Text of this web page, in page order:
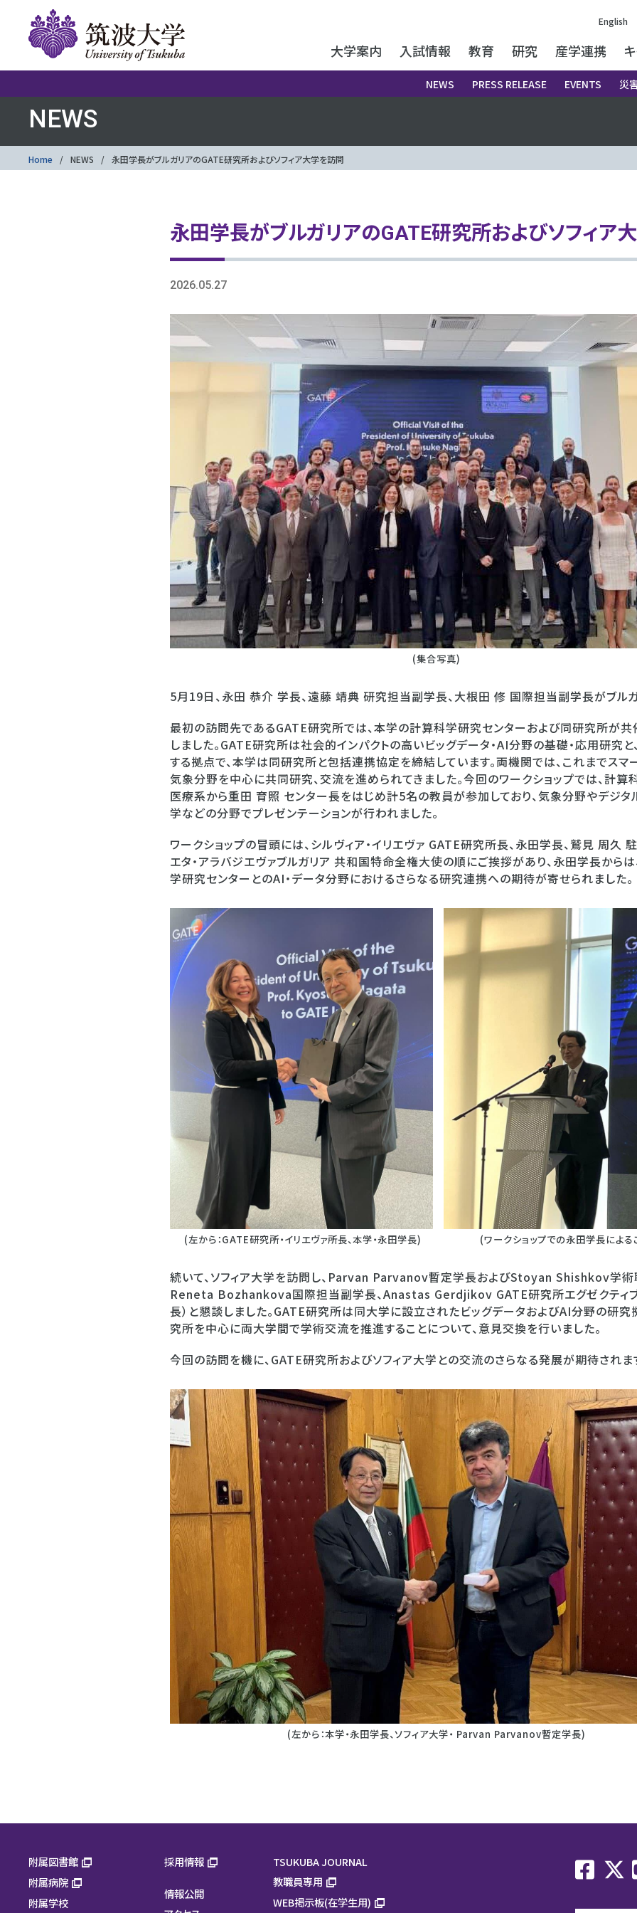
English
大学案内 入試情報 教育 研究 産学連携
NEWS PRESS RELEASE EVENTS 災
NEWS
Home NEWS 永田学長がブルガリアのGATE研究所およびソフィア大学を訪問
永田学長がブルガリアのGATE研究所およびソフィア
2026.05.27
(集合写真)
5月19日、永田 恭介 学長、遠藤 靖典 研究担当副学長、大根田 修 国際担当副学長がブル
最初の訪問先であるGATE研究所では、本学の計算科学研究センターおよび同研究所が共
しました。GATE研究所は社会的インパクトの高いビッグデータ・AI分野の基礎・応用研究と
する拠点で、本学は同研究所と包括連携協定を締結しています。両機関では、これまでスマ
気象分野を中心に共同研究、交流を進められてきました。今回のワークショップでは、計
医療系から重田 育照 センター長をはじめ計5名の教員が参加しており、気象分野やデジタ
学などの分野でプレゼンテーションが行われました。
ワークショップの冒頭には、シルヴィア・イリエヴァ GATE研究所長、永田学長、鷲見 周久
エタ・アラバジエヴァブルガリア 共和国特命全権大使の順にご挨拶があり、永田学長から
学研究センターとのAI・データ分野におけるさらなる研究連携への期待が寄せられました。
(左から：GATE研究所・イリエヴァ所長、本学・永田学長) (ワークショップでの永田学長によ
続いて、ソフィア大学を訪問し、Parvan Parvanov暫定学長およびStoyan Shishkov学術
Reneta Bozhankova国際担当副学長、Anastas Gerdjikov GATE研究所エグゼクティブ
長）と懇談しました。GATE研究所は同大学に設立されたビッグデータおよびAI分野の研究
究所を中心に両大学間で学術交流を推進することについて、意見交換を行いました。
今回の訪問を機に、GATE研究所およびソフィア大学との交流のさらなる発展が期待されま
(左から：本学・永田学長、ソフィア大学・ Parvan Parvanov暫定学長)
附属図書館
附属病院
附属学校
採用情報
情報公開
TSUKUBA JOURNAL
教職員専用
WEB掲示板(在学生用)